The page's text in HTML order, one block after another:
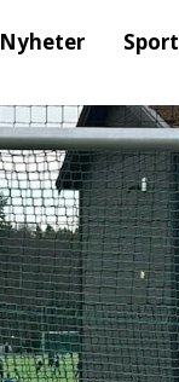
Nyheter Sport